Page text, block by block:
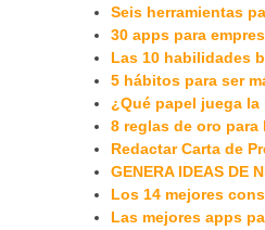
Seis herramientas
30 apps para
Las 10 habilidades
5 hábitos para ser
¿Qué papel juega
8 reglas de oro para
Redactar Carta de
GENERA IDEAS DE
Los 14 mejores
Las mejores apps